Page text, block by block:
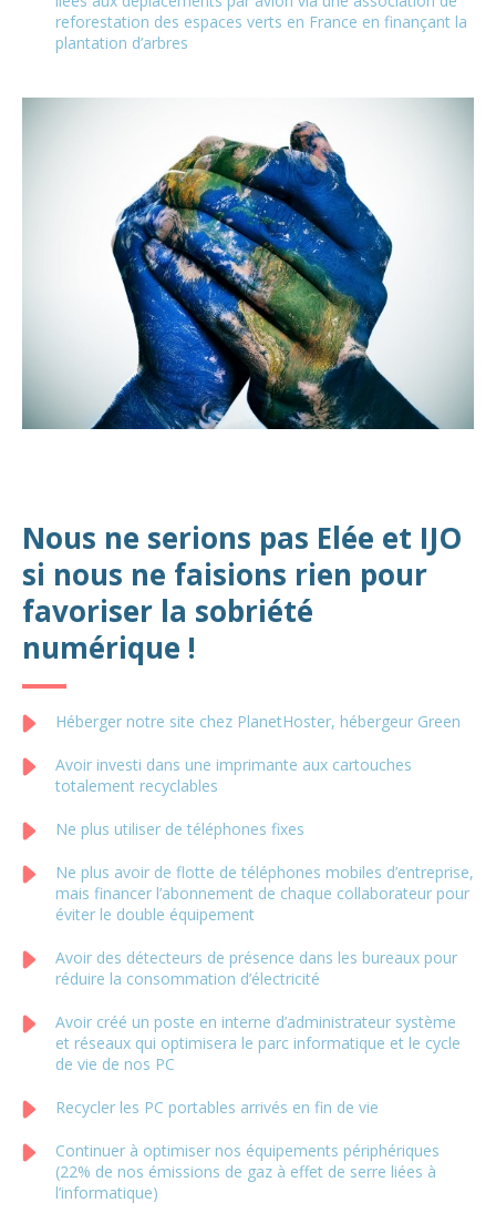
reforestation des espaces verts en France en finançant la
plantation d’arbres
Nous ne serions pas Elée et IJO
si nous ne faisions rien pour
favoriser la sobriété
numérique !
Héberger notre site chez PlanetHoster, hébergeur Green
Avoir investi dans une imprimante aux cartouches
totalement recyclables
Ne plus utiliser de téléphones fixes
Ne plus avoir de flotte de téléphones mobiles d’entreprise,
mais financer l’abonnement de chaque collaborateur pour
éviter le double équipement
Avoir des détecteurs de présence dans les bureaux pour
réduire la consommation d’électricité
Avoir créé un poste en interne d’administrateur système
et réseaux qui optimisera le parc informatique et le cycle
de vie de nos PC
Recycler les PC portables arrivés en fin de vie
Continuer à optimiser nos équipements périphériques
(22% de nos émissions de gaz à effet de serre liées à
l’informatique)